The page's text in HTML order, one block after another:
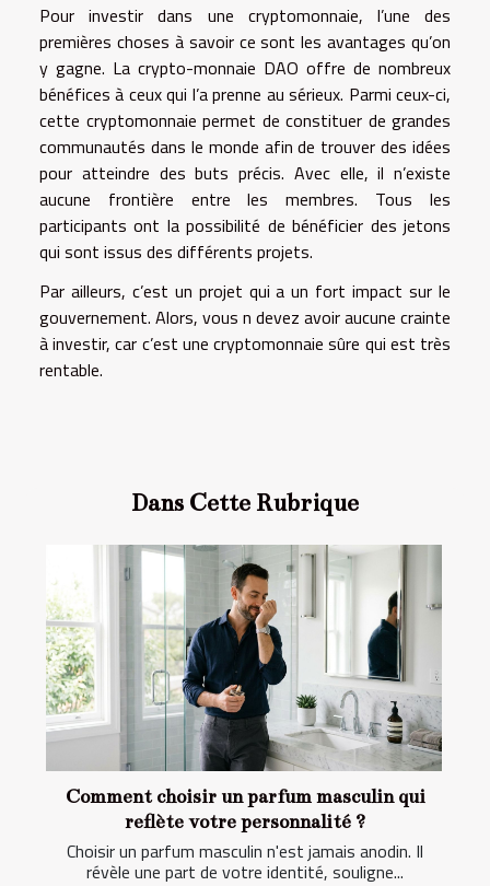
Pour investir dans une cryptomonnaie, l’une des
premières choses à savoir ce sont les avantages qu’on
y gagne. La crypto-monnaie DAO offre de nombreux
bénéfices à ceux qui l’a prenne au sérieux. Parmi ceux-ci,
cette cryptomonnaie permet de constituer de grandes
communautés dans le monde afin de trouver des idées
pour atteindre des buts précis. Avec elle, il n’existe
aucune frontière entre les membres. Tous les
participants ont la possibilité de bénéficier des jetons
qui sont issus des différents projets.
Par ailleurs, c’est un projet qui a un fort impact sur le
gouvernement. Alors, vous n devez avoir aucune crainte
à investir, car c’est une cryptomonnaie sûre qui est très
rentable.
Dans Cette Rubrique
Comment choisir un parfum masculin qui
reflète votre personnalité ?
Choisir un parfum masculin n'est jamais anodin. Il
révèle une part de votre identité, souligne...